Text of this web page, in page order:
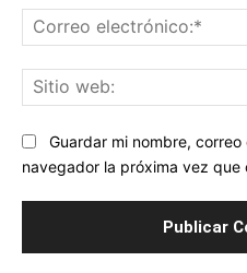
Guardar mi nombre,
navegador la próxima vez que